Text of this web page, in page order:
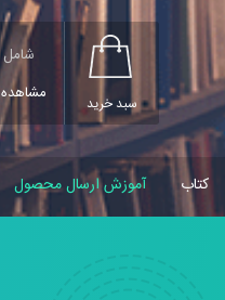
سبد خرید
شامل
مشاهده
کتاب آموزش ارسال محصول